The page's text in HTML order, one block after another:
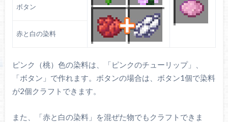
花の森や森に生成されます。骨粉を使うとライラ
ックを1個ドロップします。
ボタン
赤と白の染料
ピンク（桃）色の染料は、「ピンクのチューリップ」、
「ボタン」で作れます。ボタンの場合は、ボタン1個で染料
が2個クラフトできます。
また、「赤と白の染料」を混ぜた物でもクラフトできま